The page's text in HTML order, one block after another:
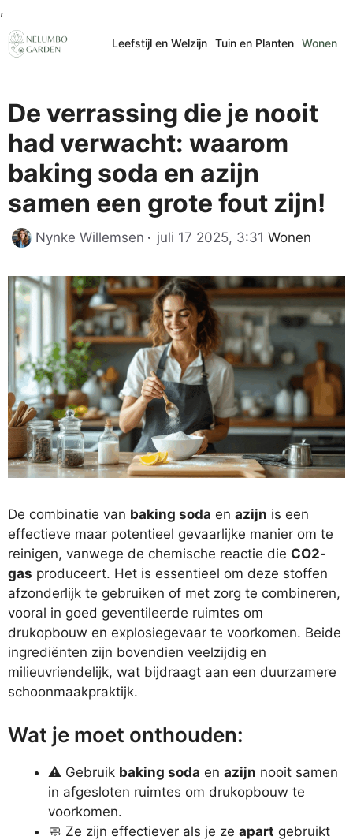
,
naar
de
Leefstijl en Welzijn Tuin en Planten Wonen
De verrassing die je nooit
had verwacht: waarom
baking soda en azijn
samen een grote fout zijn!
Nynke Willemsen juli 17 2025, 3:31 Categorieën
Wonen
De combinatie van baking soda en azijn is een
effectieve maar potentieel gevaarlijke manier om te
reinigen, vanwege de chemische reactie die CO2-
gas produceert. Het is essentieel om deze stoffen
afzonderlijk te gebruiken of met zorg te combineren,
vooral in goed geventileerde ruimtes om
drukopbouw en explosiegevaar te voorkomen. Beide
ingrediënten zijn bovendien veelzijdig en
milieuvriendelijk, wat bijdraagt aan een duurzamere
schoonmaakpraktijk.
Wat je moet onthouden:
⚠️ Gebruik baking soda en azijn nooit samen
in afgesloten ruimtes om drukopbouw te
voorkomen.
🧼 Ze zijn effectiever als je ze apart gebruikt